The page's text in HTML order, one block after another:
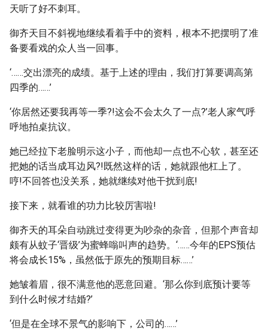
天听了好不刺耳。
御齐天目不斜视地继续看着手中的资料，根本不把摆明了准
备要看戏的众人当一回事。
‘……交出漂亮的成绩。基于上述的理由，我们打算要调高第
四季的……’
‘你居然还要我再等一季?!这会不会太久了一点?’老人家气呼
呼地拍桌抗议。
她已经拉下老脸明示这小子，而他却一点也不心软，甚至还
把她的话当成耳边风?!既然这样的话，她就跟他杠上了。
哼!不回答也没关系，她就继续对他干扰到底!
接下来，就看谁的功力比较厉害啦!
御齐天的耳朵自动跳过变得更为吵杂的杂音，但那个声音却
颇有从蚊子‘晋级’为蜜蜂嗡叫声的趋势。‘……今年的EPS预估
将会成长15%，虽然低于原先的预期目标……’
她皱着眉，很不满意他的恶意回避。‘那么你到底预计要等
到什么时候才结婚?’
‘但是在全球不景气的影响下，公司的……’